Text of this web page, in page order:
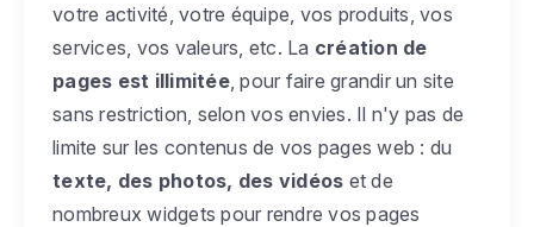
votre activité, votre équipe, vos produits, vos
services, vos valeurs, etc. La création de
pages est illimitée, pour faire grandir un site
sans restriction, selon vos envies. Il n'y pas de
limite sur les contenus de vos pages web : du
texte, des photos, des vidéos et de
nombreux widgets pour rendre vos pages